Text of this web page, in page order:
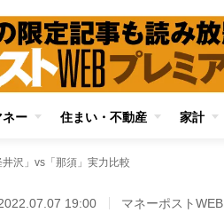
ネー 住まい・不動産 家計
沢」vs「那須」実力比較
19:00 マネーポストWEB